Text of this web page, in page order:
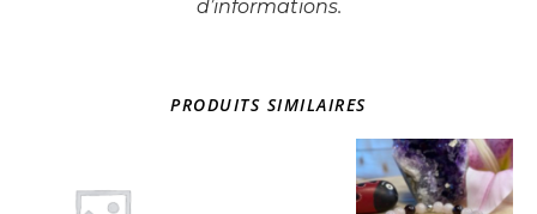
d’informations.
PRODUITS SIMILAIRES